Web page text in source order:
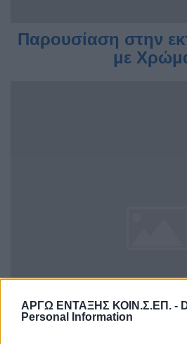
ΑΡΓΩ ΕΝΤΑΞΗΣ ΚΟΙΝ.Σ.ΕΠ. -
Personal Information
Παρουσίαση στην
με